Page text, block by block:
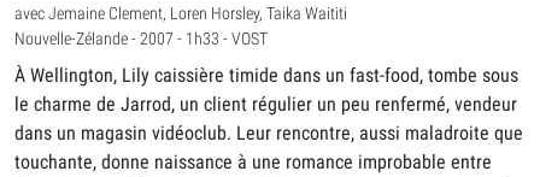
avec Jemaine Clement, Loren Horsley, Taika Waititi
Nouvelle-Zélande - 2007 - 1h33 - VOST
À Wellington, Lily caissière timide dans un fast-food, tombe sous
le charme de Jarrod, un client régulier un peu renfermé, vendeur
dans un magasin vidéoclub. Leur rencontre, aussi maladroite que
touchante, donne naissance à une romance improbable entre